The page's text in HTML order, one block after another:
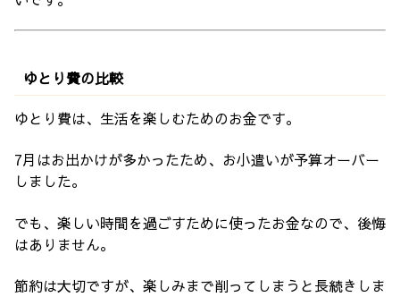
ゆとり費の比較
ゆとり費は、生活を楽しむためのお金です。
7月はお出かけが多かったため、お小遣いが予算オーバー
しました。
でも、楽しい時間を過ごすために使ったお金なので、後悔
はありません。
節約は大切ですが、楽しみまで削ってしまうと長続きしま